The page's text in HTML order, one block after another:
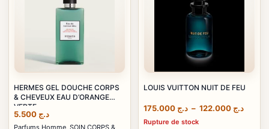
HERMES GEL DOUCHE CORPS
& CHEVEUX EAU D’ORANGE
VERTE
د.ج
Parfums Homme SOIN CORPS &
LOUIS VUITTON NUIT DE FEU
د.ج – د.ج
Plage
Rupture de stock